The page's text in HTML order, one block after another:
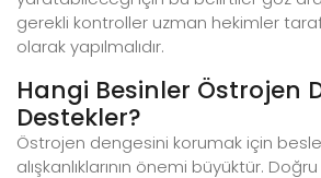
gerekli kontroller uzman hekimler
olarak yapılmalıdır.
Hangi Besinler Östrojen
Destekler?
Östrojen dengesini korumak için
alışkanlıklarının önemi büyüktür.